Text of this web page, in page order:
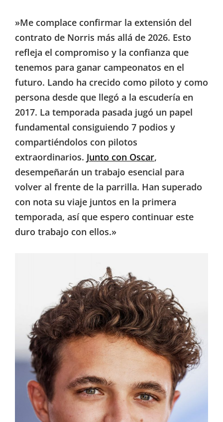
»Me complace confirmar la extensión del
contrato de Norris más allá de 2026. Esto
refleja el compromiso y la confianza que
tenemos para ganar campeonatos en el
futuro. Lando ha crecido como piloto y como
persona desde que llegó a la escudería en
2017. La temporada pasada jugó un papel
fundamental consiguiendo 7 podios y
compartiéndolos con pilotos
extraordinarios. Junto con Oscar,
desempeñarán un trabajo esencial para
volver al frente de la parrilla. Han superado
con nota su viaje juntos en la primera
temporada, así que espero continuar este
duro trabajo con ellos.»